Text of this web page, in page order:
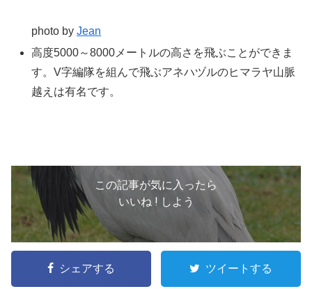
photo byJean
高度5000～8000メートルの高さを飛ぶことができま
す。V字編隊を組んで飛ぶアネハヅルのヒマラヤ山脈
越えは有名です。
この記事が気に入ったら
いいね ! しよう
シェアする ツイートする